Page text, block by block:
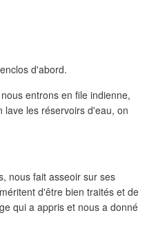
d'abord.
entrons en file indienne,
les réservoirs d'eau, on
nous fait asseoir sur ses
d'être bien traités et de
qui a appris et nous a donné